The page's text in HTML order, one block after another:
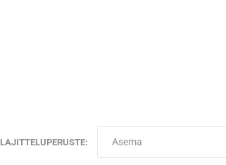
LAJITTELUPERUSTE: